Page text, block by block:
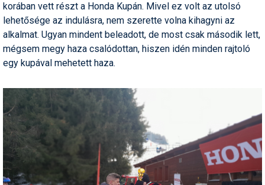
Utasbiztosítás
Utazási tippek
Védőfelszerelés
korában vett részt a Honda Kupán. Mivel ez volt az utolsó
lehetősége az indulásra, nem szerette volna kihagyni az
alkalmat. Ugyan mindent beleadott, de most csak második lett,
mégsem megy haza csalódottan, hiszen idén minden rajtoló
egy kupával mehetett haza.